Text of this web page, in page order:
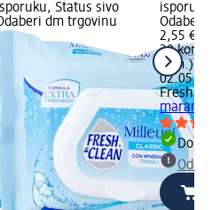
Status sivo
dm trgovinu
Odaberi
2,55 €
20 kom.
kom.)